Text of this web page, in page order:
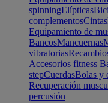
spinningElípticas
complementosCintas
Equipamiento de
BancosMancuernas
vibratorias
Accesorios fitness
stepCuerdasBolas y
Recuperación
percusión